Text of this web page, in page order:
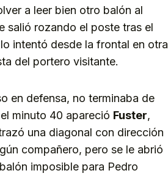
a leer bien otro balón al
salió rozando el poste tras el
lo intentó desde la frontal en otra
del portero visitante.
en defensa, no terminaba de
minuto 40 apareció Fuster,
trazó una diagonal con dirección
compañero, pero se le abrió
imposible para Pedro